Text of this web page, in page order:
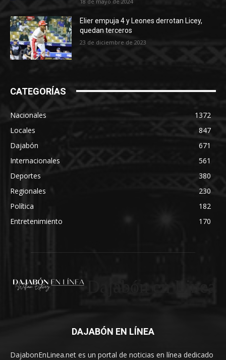
Elier empuja 4 y Leones derrotan Licey,
quedan terceros
23 de diciembre de 2023
CATEGORÍAS
Nacionales
1372
Locales
847
Dajabón
671
Internacionales
561
Deportes
380
Regionales
230
Política
182
Entretenimiento
170
DAJABÓN EN LÍNEA
DajabonEnLinea.net es un portal de noticias en línea dedicado